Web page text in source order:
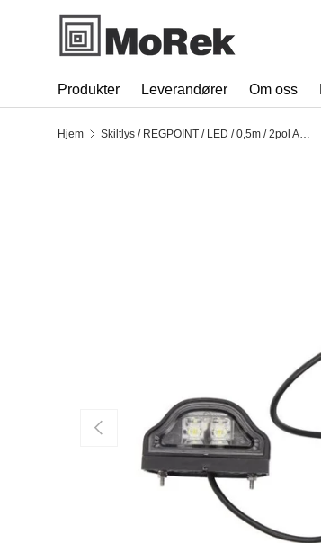
HOPP TIL INNHOLDET
Produkter Leverandører Om oss
Hjem Skiltlys / REGPOINT / LED / 0,5m / 2pol ASS2
TIDLIGERE